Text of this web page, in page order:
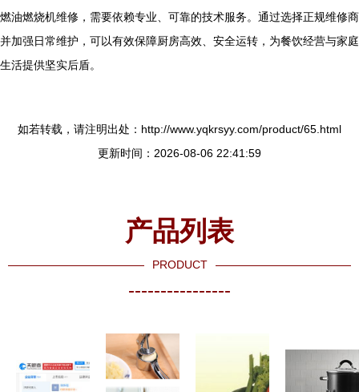
燃油燃烧机维修，需要依赖专业、可靠的技术服务。通过选择正规维修商
并加强日常维护，可以有效保障厨房高效、安全运转，为餐饮经营与家庭
生活提供坚实后盾。
如若转载，请注明出处：http://www.yqkrsyy.com/product/65.html
更新时间：2026-08-06 22:41:59
产品列表
PRODUCT
----------------